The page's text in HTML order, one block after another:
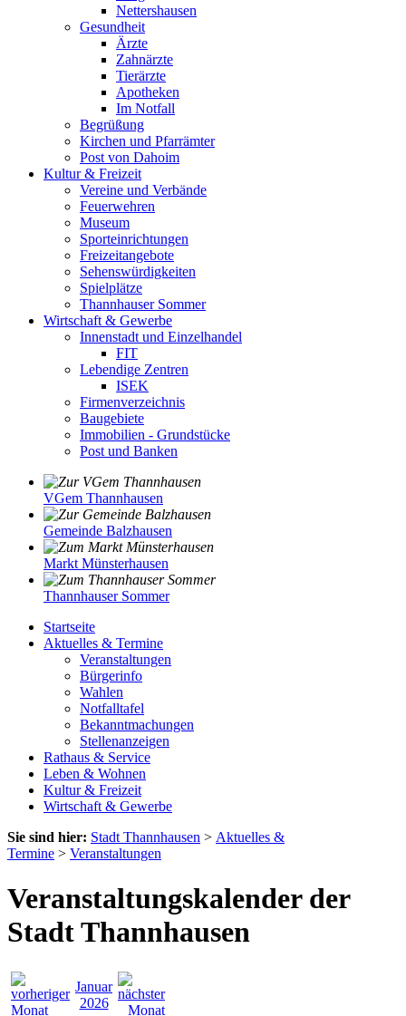
Nettershausen
Gesundheit
Ärzte
Zahnärzte
Tierärzte
Apotheken
Im Notfall
Begrüßung
Kirchen und Pfarrämter
Post von Dahoim
Kultur & Freizeit
Vereine und Verbände
Feuerwehren
Museum
Sporteinrichtungen
Freizeitangebote
Sehenswürdigkeiten
Spielplätze
Thannhauser Sommer
Wirtschaft & Gewerbe
Innenstadt und Einzelhandel
FIT
Lebendige Zentren
ISEK
Firmenverzeichnis
Baugebiete
Immobilien - Grundstücke
Post und Banken
VGem Thannhausen
Gemeinde Balzhausen
Markt Münsterhausen
Thannhauser Sommer
Startseite
Aktuelles & Termine
Veranstaltungen
Bürgerinfo
Wahlen
Notfalltafel
Bekanntmachungen
Stellenanzeigen
Rathaus & Service
Leben & Wohnen
Kultur & Freizeit
Wirtschaft & Gewerbe
Sie sind hier: Stadt Thannhausen > Aktuelles &
Termine > Veranstaltungen
Veranstaltungskalender der
Stadt Thannhausen
Januar
2026